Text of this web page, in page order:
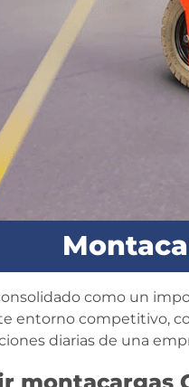
como un
entorno competitivo,
diarias de una